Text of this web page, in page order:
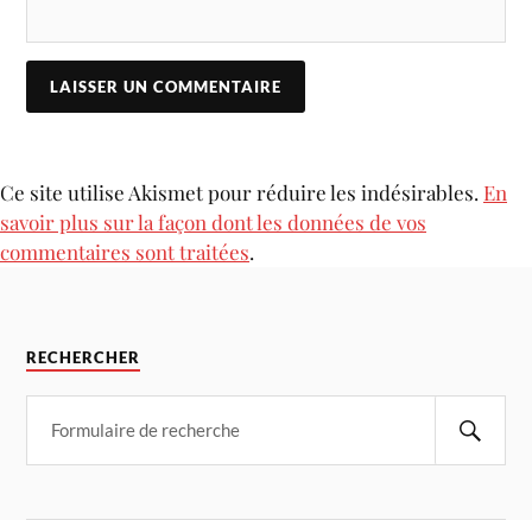
Ce site utilise Akismet pour réduire les indésirables. En
savoir plus sur la façon dont les données de vos
commentaires sont traitées.
RECHERCHER